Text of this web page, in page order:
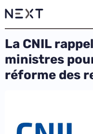
La CNIL
ministres
réforme des